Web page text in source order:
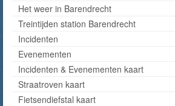
Het weer in Barendrecht
Treintijden station Barendrecht
Incidenten
Evenementen
Incidenten & Evenementen kaart
Straatroven kaart
Fietsendiefstal kaart